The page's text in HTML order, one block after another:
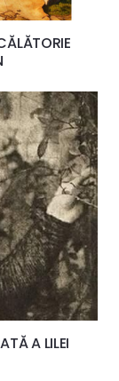
A LILEI